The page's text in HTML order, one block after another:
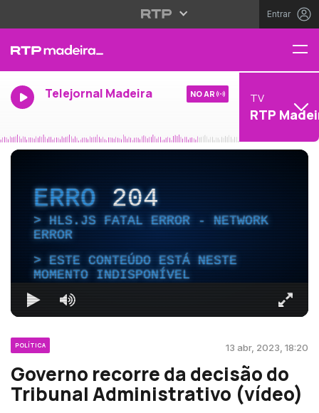
Entrar
Telejornal Madeira NO AR TV
RTP
ERRO204
HLS.JS FATAL ERROR - NETWORK
ERROR
ESTE CONTEÚDO ESTÁ NESTE
MOMENTO INDISPONÍVEL
POLÍTICA 13 abr, 2023, 18:20
Governo recorre da decisão do
Tribunal Administrativo (vídeo)